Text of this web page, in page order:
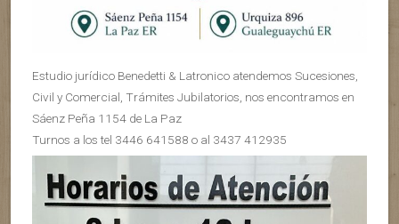
Estudio jurídico Benedetti & Latronico atendemos Sucesiones,
Civil y Comercial, Trámites Jubilatorios, nos encontramos en
Sáenz Peña 1154 de La Paz
Turnos a los tel 3446 641588 o al 3437 412935